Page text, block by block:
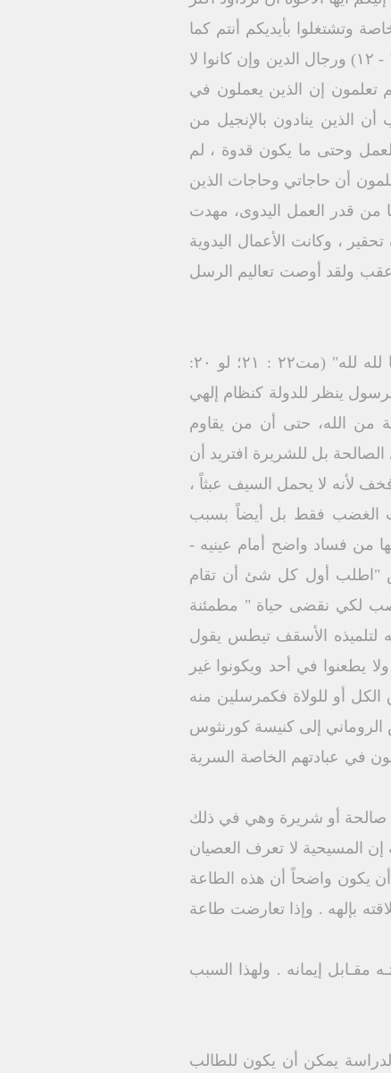
وتشتغلوا بأيديكم أنتم كما
أوصيناكم لكي تسلكوا بلياقة عند الذين هم من خارج .ولا تكون لكم حاجة إلى أحد" ( ١ تس ٤ : ١٠ - ١٢) ورجال الدين وإن كانوا لا
تعلمون إن الذين يعملون في
أن الذين ينادون بالإنجيل من
لمبدأ العمل وحتى ما يكون قدوة ، لم
أن حاجاتي وحاجات الذين
: ١٥)والواقع أن المسيحية برفعها من قدر العمل اليدوى، مهدت
، وكانت الأعمال اليدوية
عقب ولقد أوصت تعاليم الرسل
ليست المسيحية ديناً ودولة ، لكنها تعلم بفصل الدين عن الدولة . اعطوا ما لقيصر لقيصر، وما لله لله" (مت۲۲ : ۲۱؛ لو ٢٠:
ينظر للدولة كنظام إلهي
من الله، حتى أن من يقاوم
بل للشريرة افتريد أن
لأنه لا يحمل السيف عبثاً ،
الغضب فقط بل أيضاً بسبب
بها من فساد واضح أمام عينيه -
"اطلب أول كل شئ أن تقام
لكي نقضى حياة " مطمئنة
حسن ومقبول لدى مخلصنا الله (اتی ۲ : ۱- ۳) وفي وصيته لتلميذه الأسقف تيطس يقول
يطعنوا في أحد ويكونوا غير
الكل أو للولاة فكمرسلين منه
رسالة القديس كليمنضس الروماني إلى كنيسة كورنثوس
في عبادتهم الخاصة السرية
، صالحة أو شريرة وهي في ذلك
المسيحية لا تعرف العصيان
يكون واضحاً أن هذه الطاعة
بإلهه . وإذا تعارضت طاعة
حتى بحياتـه مقـابل إيمانه . ولهذا السبب
الدراسة يمكن أن يكون للطالب